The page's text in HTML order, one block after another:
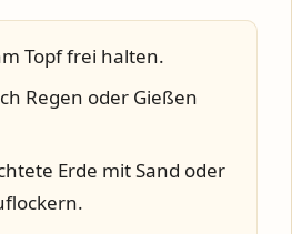
Topf frei halten.
Regen oder Gießen
Erde mit Sand oder